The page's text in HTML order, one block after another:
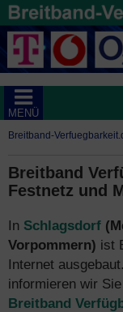
MENÜ
Breitband-
Breitband
Festnetz und
In Schlagsdorf
Vorpommern) ist
Internet
informieren wir
Breitband